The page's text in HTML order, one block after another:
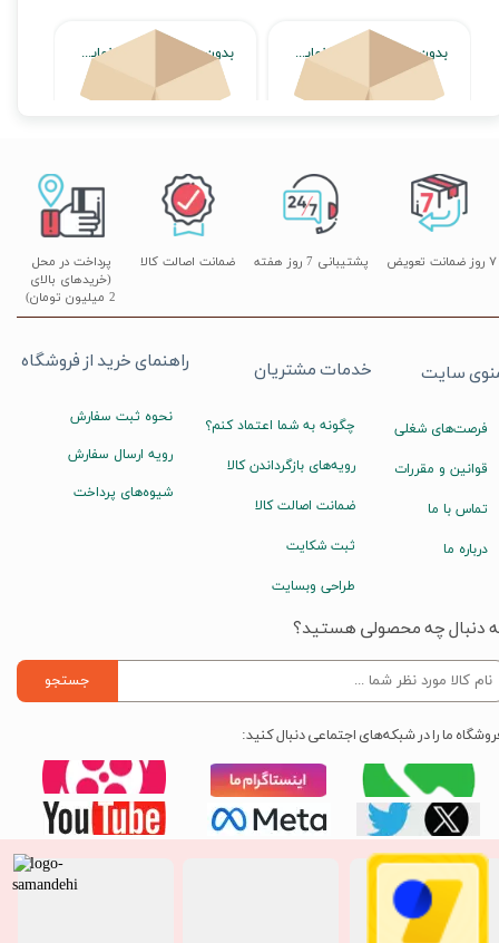
بدون محصول جهت نمایش
اتمام موجودی
بدون محصول جهت نمایش
اتمام موجودی
پشتیبانی 7 روز هفته
پرداخت در محل
(خریدهای بالای
2 میلیون تومان)
۷ روز ضمانت تعویض ضمانت اصالت کالا
راهنمای خرید از فروشگاه
نحوه ثبت سفارش
رویه ارسال سفارش
شیوه‌های پرداخت
خدمات مشتریان
چگونه به شما اعتماد کنم؟
رویه‌های بازگرداندن کالا
ضمانت اصالت کالا
ثبت شکایت
طراحی وبسایت
سایت
فرصت‌های شغلی
قوانین و مقررات
تماس با ما
درباره ما
دنبال چه محصولی هستید؟
جستجو
ما را در شبکه‌های اجتماعی دنبال کنید: